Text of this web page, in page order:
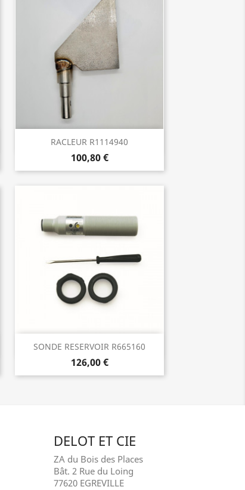
RACLEUR R1114940
100,80 €
Aperçu rapide
SONDE RESERVOIR R665160
126,00 €
 Aperçu rapide
DELOT ET CIE
ZA du Bois des Places
Bât. 2 Rue du Loing
77620 EGREVILLE